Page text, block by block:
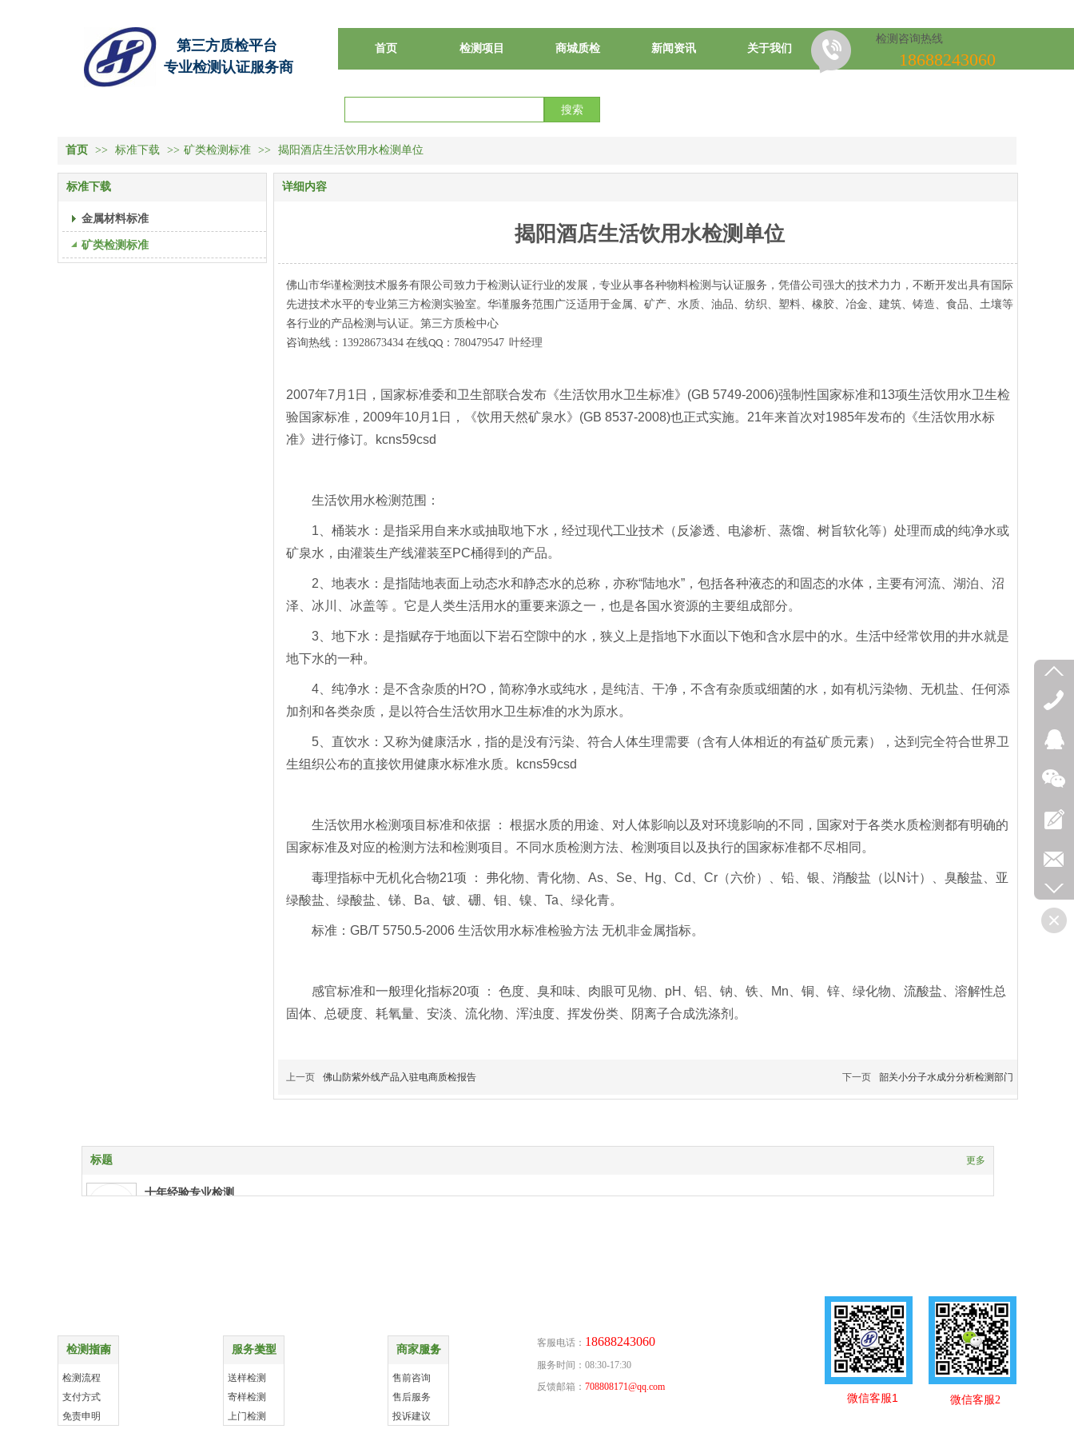
18688243060
检测咨询热线
第三方质检平台
专业检测认证服务商
搜索
首页 检测项目 商城质检 新闻资讯 关于我们
首页 >> 标准下载 >> 矿类检测标准 >> 揭阳酒店生活饮用水检测单位
标准下载
金属材料标准
矿类检测标准
详细内容
揭阳酒店生活饮用水检测单位
佛山市华谨检测技术服务有限公司致力于检测认证行业的发展，专业从事各种物料检测与认证服务，凭借公司强大的技术力力，不断开发出具有国际
先进技术水平的专业第三方检测实验室。华谨服务范围广泛适用于金属、矿产、水质、油品、纺织、塑料、橡胶、冶金、建筑、铸造、食品、土壤等
各行业的产品检测与认证。 第三方质检中心
咨询热线： 13928673434 在线QQ ： 780479547 叶经理
2007年7月1日，国家标准委和卫生部联合发布《生活饮用水卫生标准》(GB 5749-2006)强制性国家标准和13项生活饮用水卫生检
验国家标准，2009年10月1日，《饮用天然矿泉水》(GB 8537-2008)也正式实施。21年来首次对1985年发布的《生活饮用水标
准》进行修订。kcns59csd
生活饮用水检测范围：
1、桶装水：是指采用自来水或抽取地下水，经过现代工业技术（反渗透、电渗析、蒸馏、树旨软化等）处理而成的纯净水或
矿泉水，由灌装生产线灌装至PC桶得到的产品。
2、地表水：是指陆地表面上动态水和静态水的总称，亦称“陆地水”，包括各种液态的和固态的水体，主要有河流、湖泊、沼
泽、冰川、冰盖等 。它是人类生活用水的重要来源之一，也是各国水资源的主要组成部分。
3、地下水：是指赋存于地面以下岩石空隙中的水，狭义上是指地下水面以下饱和含水层中的水。生活中经常饮用的井水就是
地下水的一种。
4、纯净水：是不含杂质的H?O，简称净水或纯水，是纯洁、干净，不含有杂质或细菌的水，如有机污染物、无机盐、任何添
加剂和各类杂质，是以符合生活饮用水卫生标准的水为原水。
5、直饮水：又称为健康活水，指的是没有污染、符合人体生理需要（含有人体相近的有益矿质元素），达到完全符合世界卫
生组织公布的直接饮用健康水标准水质。kcns59csd
生活饮用水检测项目标准和依据 ： 根据水质的用途、对人体影响以及对环境影响的不同，国家对于各类水质检测都有明确的
国家标准及对应的检测方法和检测项目。不同水质检测方法、检测项目以及执行的国家标准都不尽相同。
毒理指标中无机化合物21项 ： 弗化物、青化物、As、Se、Hg、Cd、Cr（六价）、铅、银、消酸盐（以N计）、臭酸盐、亚
绿酸盐、绿酸盐、锑、Ba、铍、硼、钼、镍、Ta、绿化青。
标准：GB/T 5750.5-2006 生活饮用水标准检验方法 无机非金属指标。
感官标准和一般理化指标20项 ： 色度、臭和味、肉眼可见物、pH、铝、钠、铁、Mn、铜、锌、绿化物、流酸盐、溶解性总
固体、总硬度、耗氧量、安淡、流化物、浑浊度、挥发份类、阴离子合成洗涤剂。
上一页 佛山防紫外线产品入驻电商质检报告 下一页 韶关小分子水成分分析检测部门
标题 更多
十年经验专业检测
贴心客服 售后无忧
检测指南
更多
检测流程
支付方式
免责申明
服务类型
更多
送样检测
寄样检测
上门检测
商家服务
更多
售前咨询
售后服务
投诉建议
客服电话： 18688243060
反馈邮箱： 708808171@qq.com
服务时间：08:30-17:30
微信客服1 微信客服2